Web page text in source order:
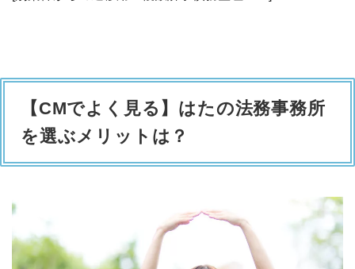
【CMでよく見る】はたの法務事務所
を選ぶメリットは？